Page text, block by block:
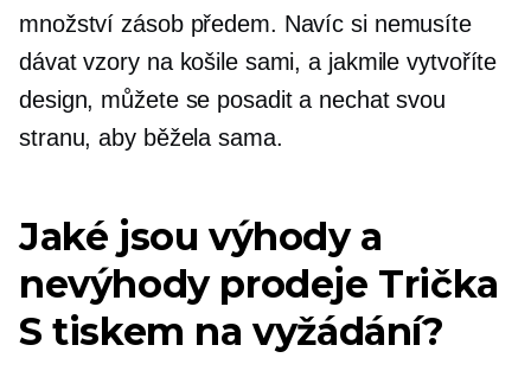
množství zásob předem. Navíc si nemusíte
dávat vzory na košile sami, a jakmile vytvoříte
design, můžete se posadit a nechat svou
stranu, aby běžela sama.
Jaké jsou výhody a
nevýhody prodeje Trička
S tiskem na vyžádání?